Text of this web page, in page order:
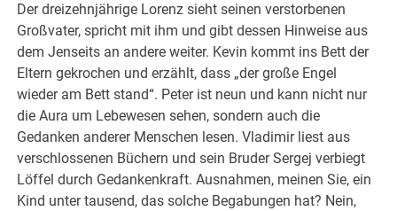
Der dreizehnjährige Lorenz sieht seinen verstorbenen
Großvater, spricht mit ihm und gibt dessen Hinweise aus
dem Jenseits an andere weiter. Kevin kommt ins Bett der
Eltern gekrochen und erzählt, dass „der große Engel
wieder am Bett stand“. Peter ist neun und kann nicht nur
die Aura um Lebewesen sehen, sondern auch die
Gedanken anderer Menschen lesen. Vladimir liest aus
verschlossenen Büchern und sein Bruder Sergej verbiegt
Löffel durch Gedankenkraft. Ausnahmen, meinen Sie, ein
Kind unter tausend, das solche Begabungen hat? Nein,